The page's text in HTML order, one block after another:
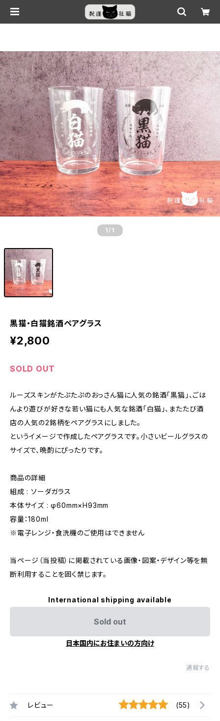
1 /1
黒猫・白猫銘酒ペアグラス
¥2,800
SOLD OUT
ルーズスキンがたぷたぷのおっさん猫に人気の銘酒「黒猫」、ごは
んより遊びが好きな若い猫にも人気な銘酒「白猫」、またたび酒
店の人気の2銘柄をペアグラスにしました。
というイメージで作成したペアグラスです。小さいビールグラスの
サイズで、晩酌にぴったりです。
商品の詳細
組成 : ソーダガラス
本体サイズ : φ60mm×H93mm
容量：180ml
※電子レンジ・食洗機のご使用はできません
当ページ（当投稿）に掲載されている画像・図案・デザイン等を無
断利用することを固く禁じます。
International shipping available
Sold out
日本国内にお住まいの方向け
通報する
レビュー (55)